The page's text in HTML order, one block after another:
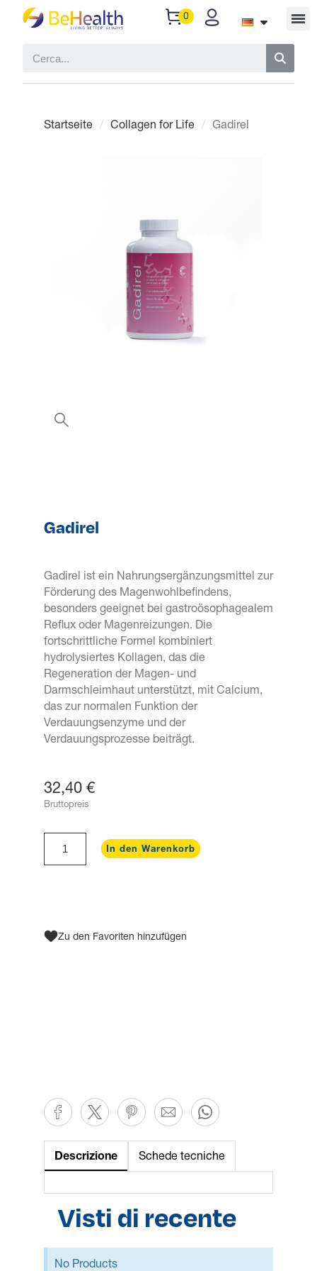
Startseite Collagen for Life Gadirel
Gadirel
Gadirel ist ein Nahrungsergänzungsmittel zur
Förderung des Magenwohlbefindens,
besonders geeignet bei gastroösophagealem
Reflux oder Magenreizungen. Die
fortschrittliche Formel kombiniert
hydrolysiertes Kollagen, das die
Regeneration der Magen- und
Darmschleimhaut unterstützt, mit Calcium,
das zur normalen Funktion der
Verdauungsenzyme und der
Verdauungsprozesse beiträgt.
32,40 €
Bruttopreis
In den Warenkorb
Zu den Favoriten hinzufügen
Descrizione Schede tecniche
Visti di recente
No Products